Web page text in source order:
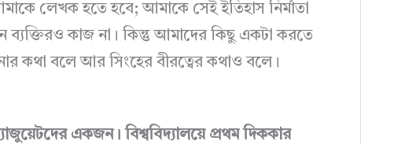
লেখক হতে হবে; আমাকে সেই ইতিহাস নির্মাতা
কাজ না। কিন্তু আমাদের কিছু একটা করতে
কথা বলে আর সিংহের বীরত্বের কথাও বলে।
একজন। বিশ্ববিদ্যালয়ে প্রথম দিককার